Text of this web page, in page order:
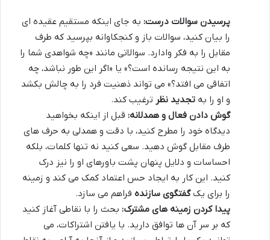
پرسیدن سوالات درست: به جای اینکه مستقیم عقیده ای
را بیان کنید، سوالات باز و کنجکاوانه بپرسید که طرف
مقابل را به فکر وادارد. سوالاتی مانند «چه شواهدی شما را
به این نتیجه رسانده است؟» یا «اگر این طور نباشد، چه
اتفاقی می افتد؟» می تواند ذهنیت فرد را به چالش بکشد
و او را به تجدید نظر ترغیب کند.
گوش دادن فعال و همدلانه: قبل از اینکه بخواهید
دیدگاه خود را مطرح کنید، با دقت و همدلی به حرف های
طرف مقابل گوش دهید. سعی کنید نه تنها کلمات، بلکه
احساسات و دلایل پنهان پشت باورهای او را نیز درک
کنید. این کار به ایجاد حس اعتماد کمک می کند و زمینه
را برای یکگفتگوی سازنده فراهم می سازد.
پیدا کردن زمینه های مشترک: بحث را با نقاطی آغاز کنید
که بر سر آن ها توافق دارید. با یافتن اشتراکات، می